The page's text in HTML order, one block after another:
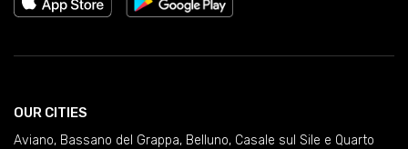
OUR CITIES
Aviano, Bassano del Grappa, Belluno, Casale sul Sile e Quarto